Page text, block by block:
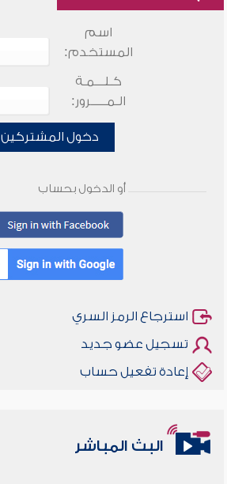
اسم
المستخدم:
كـلـــمـة
الـمـــــرور:
دخول المشتركين
أو الدخول بحساب
استرجاع الرمز السري
تسجيل عضو جديد
إعادة تفعيل حساب
البث المباشر